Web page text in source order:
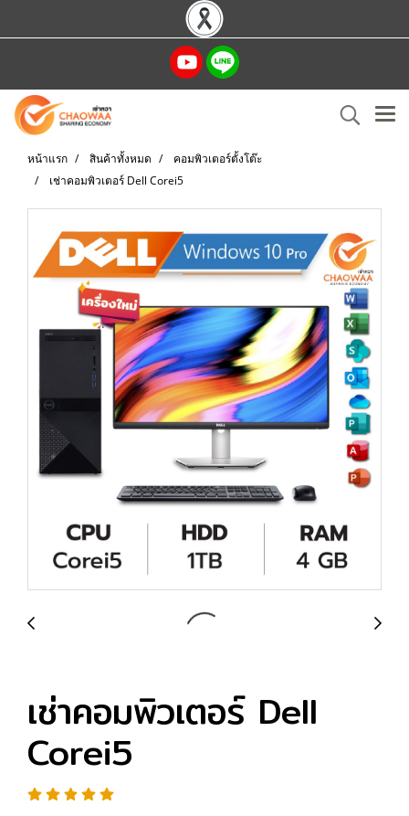
หน้าแรก สินค้าทั้งหมด
คอมพิวเตอร์ตั้งโต๊ะ
เช่าคอมพิวเตอร์ Dell Corei5
เช่าคอมพิวเตอร์ Dell
Corei5